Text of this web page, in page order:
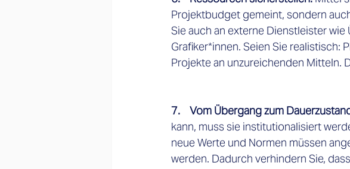
Projektbudget gemeint, sondern
Sie auch an externe Dienstleister
Grafiker*innen. Seien Sie realistisch:
Projekte an unzureichenden Mitteln.
7.    Vom Übergang zum
kann, muss sie institutionalisiert
neue Werte und Normen müssen
werden. Dadurch verhindern Sie,